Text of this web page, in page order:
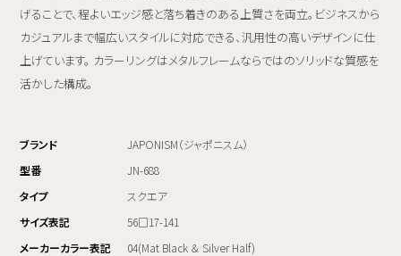
げることで、程よいエッジ感と落ち着きのある上質さを両立。ビジネスから
カジュアルまで幅広いスタイルに対応できる、汎用性の高いデザインに仕
上げています。 カラーリングはメタルフレームならではのソリッドな質感を
活かした構成。
ブランド
JAPONISM（ジャポニスム）
型番
JN-688
タイプ
スクエア
サイズ表記
56□17-141
メーカーカラー表記
04(Mat Black ＆ Silver Half)